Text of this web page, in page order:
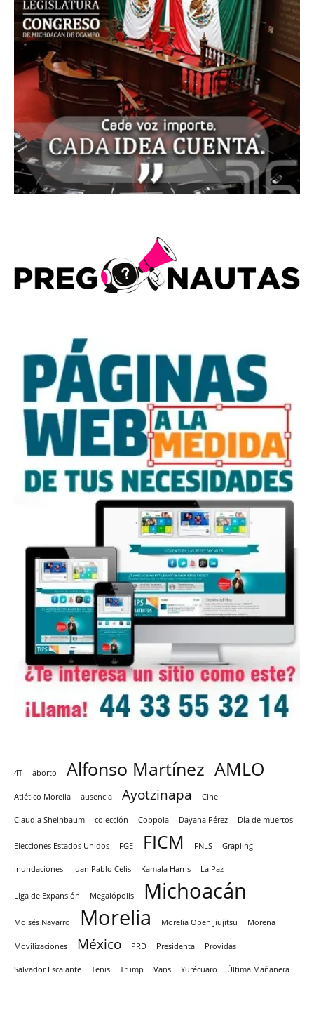
4T aborto Alfonso Martínez AMLO
Atlético Morelia ausencia Ayotzinapa Cine
Claudia Sheinbaum colección Coppola Dayana Pérez Día de muertos
Elecciones Estados Unidos FGE FICM FNLS Grapling
inundaciones Juan Pablo Celis Kamala Harris La Paz
Liga de Expansión Megalópolis Michoacán
Moisés Navarro Morelia Morelia Open Jiujitsu Morena
Movilizaciones México PRD Presidenta Providas
Salvador Escalante Tenis Trump Vans Yurécuaro Última Mañanera